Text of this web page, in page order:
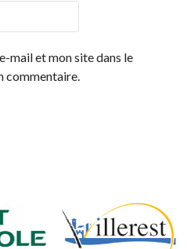
mail et mon site dans le
commentaire.